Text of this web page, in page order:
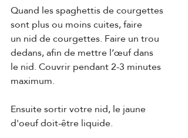
Quand les spaghettis de courgettes
sont plus ou moins cuites, faire
un nid de courgettes. Faire un trou
dedans, afin de mettre l’œuf dans
le nid. Couvrir pendant 2-3 minutes
maximum.
Ensuite sortir votre nid, le jaune
d'oeuf doit-être liquide.